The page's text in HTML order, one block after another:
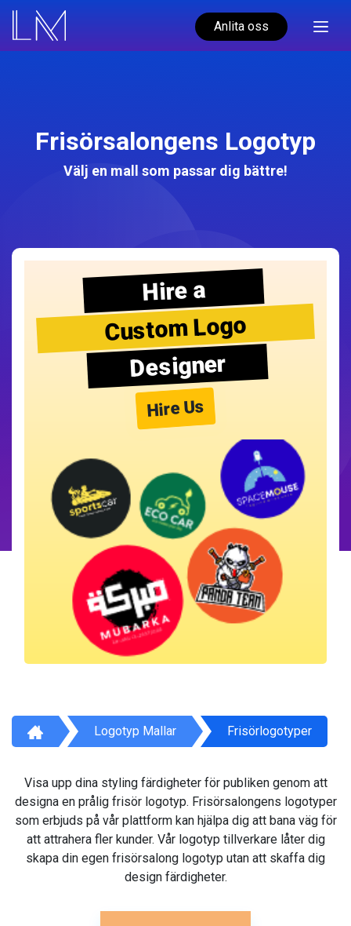
Anlita oss
Frisörsalongens Logotyp
Välj en mall som passar dig bättre!
Hire a
Custom Logo
Designer
Hire Us
Logotyp Mallar Frisörlogotyper
Visa upp dina styling färdigheter för publiken genom att
designa en prålig frisör logotyp. Frisörsalongens logotyper
som erbjuds på vår plattform kan hjälpa dig att bana väg för
att attrahera fler kunder. Vår logotyp tillverkare låter dig
skapa din egen frisörsalong logotyp utan att skaffa dig
design färdigheter.